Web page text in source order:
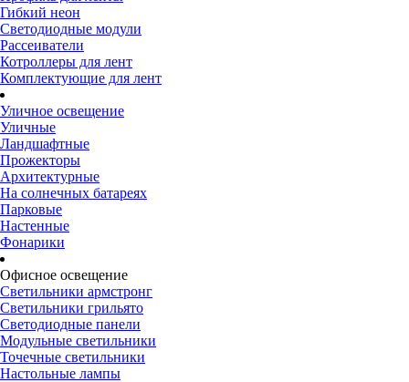
Гибкий неон
Светодиодные модули
Рассеиватели
Котроллеры для лент
Комплектующие для лент
Уличное освещение
Уличные
Ландшафтные
Прожекторы
Архитектурные
На солнечных батареях
Парковые
Настенные
Фонарики
Офисное освещение
Светильники армстронг
Светильники грильято
Светодиодные панели
Модульные светильники
Точечные светильники
Настольные лампы